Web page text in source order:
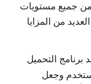
من جميع مستويات
من المزايا
برنامج التحميل
وجعل